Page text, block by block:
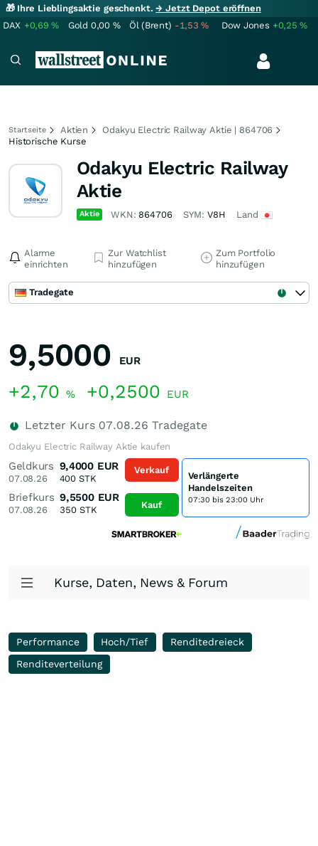
🎁 Ihre Lieblingsaktie geschenkt.→ Jetzt Depot eröffnen
DAX +0,69% Gold 0,00 % Öl (Brent) -1,53% Dow Jones +0,25%
Startseite Aktien
Odakyu Electric Railway Aktie | 864706
Historische Kurse
Odakyu Electric Railway
Aktie
Aktie WKN: 864706 SYM: V8H Land
Alarme
einrichten
Zur Watchlist
hinzufügen
Zum Portfolio
hinzufügen
Tradegate
9,5000 EUR
+2,70 % +0,2500 EUR
Letzter Kurs 07.08.26 Tradegate
Odakyu Electric Railway Aktie kaufen
Geldkurs
07.08.26
9,4000 EUR
400 STK
Briefkurs
07.08.26
9,5500 EUR
350STK
Verkauf
Kauf
Verlängerte
Handelszeiten
07:30 bis 23:00 Uhr
Kurse, Daten, News & Forum
Performance Hoch/Tief
Renditedreieck
Renditeverteilung